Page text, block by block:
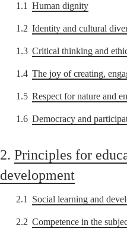
1.1 Human dignity
1.2 Identity and cultural
1.3 Critical thinking and
1.4 The joy of creating,
1.5 Respect for nature and
1.6 Democracy and
2. Principles for
development
2.1 Social learning and
2.2 Competence in the